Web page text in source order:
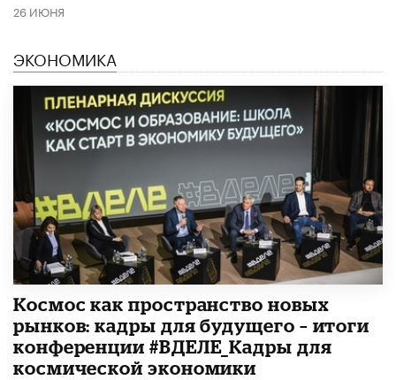
26 ИЮНЯ
ЭКОНОМИКА
Космос как пространство новых
рынков: кадры для будущего – итоги
конференции #ВДЕЛЕ_Кадры для
космической экономики